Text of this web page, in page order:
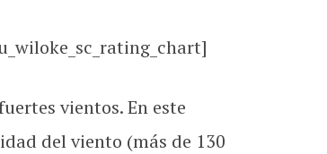
vientos. En este
del viento (más de 130